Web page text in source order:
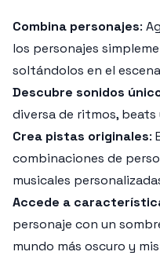
Combina personajes:
los personajes
soltándolos en el
Descubre sonidos
diversa de ritmos,
Crea pistas originales:
combinaciones de
musicales
Accede a
personaje con un
mundo más oscuro y